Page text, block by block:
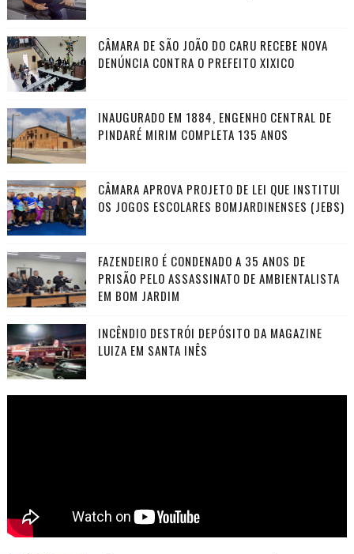
CÂMARA DE SÃO JOÃO DO CARU RECEBE NOVA
DENÚNCIA CONTRA O PREFEITO XIXICO
INAUGURADO EM 1884, ENGENHO CENTRAL DE
PINDARÉ MIRIM COMPLETA 135 ANOS
CÂMARA APROVA PROJETO DE LEI QUE INSTITUI
OS JOGOS ESCOLARES BOMJARDINENSES (JEBS)
FAZENDEIRO É CONDENADO A 35 ANOS DE
PRISÃO PELO ASSASSINATO DE AMBIENTALISTA
EM BOM JARDIM
INCÊNDIO DESTRÓI DEPÓSITO DA MAGAZINE
LUIZA EM SANTA INÊS